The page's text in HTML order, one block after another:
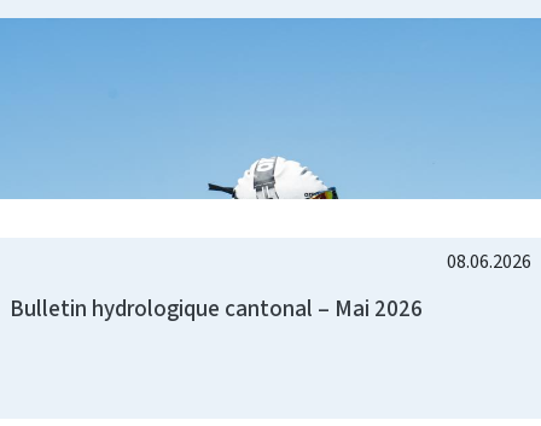
08.06.2026
Bulletin hydrologique cantonal – Mai 2026